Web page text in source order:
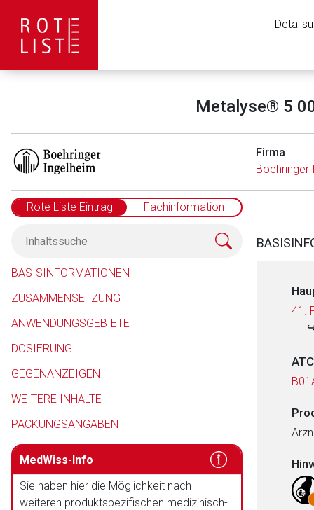
Metalyse® 5
Firma
Boehringer
Rote Liste Eintrag Fachinformation
BASISINFORMATIONEN
ZUSAMMENSETZUNG
ANWENDUNGSGEBIETE
DOSIERUNG
GEGENANZEIGEN
WEITERE INHALTE
PACKUNGSANGABEN
MedWiss-Info
Sie haben hier die Möglichkeit nach
weiteren produktspezifischen medizinisch-
41.
ATC